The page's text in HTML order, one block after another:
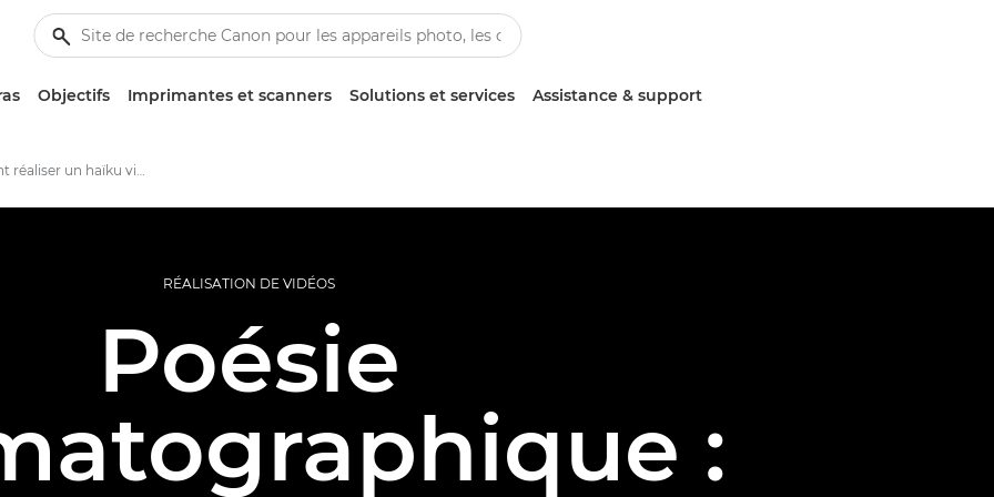
Objectifs Imprimantes et scanners Solutions et services Assistance & support
Comment réaliser un haïku vidéo
RÉALISATION DE VIDÉOS
Poésie
: